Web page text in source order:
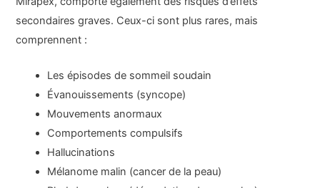
secondaires graves. Ceux-ci sont plus rares, mais
comprennent :
Les épisodes de sommeil soudain
Évanouissements (syncope)
Mouvements anormaux
Comportements compulsifs
Hallucinations
Mélanome malin (cancer de la peau)